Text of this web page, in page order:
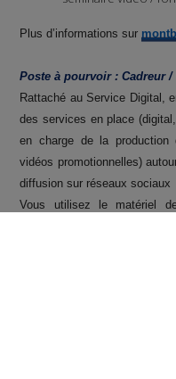
Plus d’informations sur
Poste à pourvoir : Cadreur /
Rattaché au Service Digital,
des services en place
en charge de la production
vidéos promotionnelles)
diffusion sur réseaux sociaux
Vous utilisez le matériel